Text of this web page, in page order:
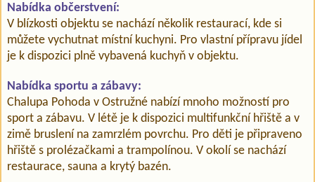
Nabídka občerstvení:
V blízkosti objektu se nachází několik restaurací, kde si
můžete vychutnat místní kuchyni. Pro vlastní přípravu jídel
je k dispozici plně vybavená kuchyň v objektu.
Nabídka sportu a zábavy:
Chalupa Pohoda v Ostružné nabízí mnoho možností pro
sport a zábavu. V létě je k dispozici multifunkční hřiště a v
zimě bruslení na zamrzlém povrchu. Pro děti je připraveno
hřiště s prolézačkami a trampolínou. V okolí se nachází
restaurace, sauna a krytý bazén.